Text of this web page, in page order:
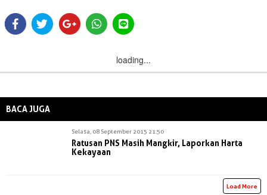
loading...
BACA JUGA
Selasa, 08 September 2015 21:50
Ratusan PNS Masih Mangkir, Laporkan Harta
Kekayaan
Load More